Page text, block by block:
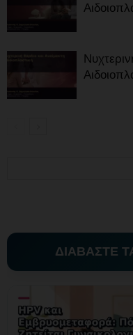
ΔΙΑΒΑΣΤΕ